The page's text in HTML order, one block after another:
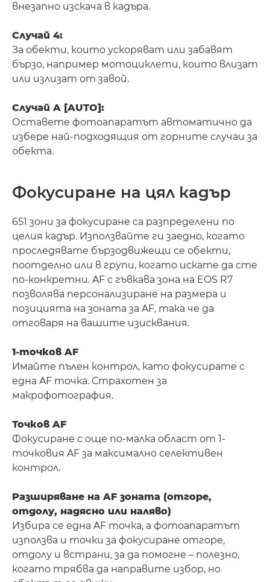
внезапно изскача в кадъра.
Случай 4:
За обекти, които ускоряват или забавят
бързо, например мотоциклети, които влизат
или излизат от завой.
Случай A [AUTO]:
Оставете фотоапаратът автоматично да
избере най-подходящия от горните случаи за
обекта.
Фокусиране на цял кадър
651 зони за фокусиране са разпределени по
целия кадър. Използвайте ги заедно, когато
проследявате бързодвижещи се обекти,
поотделно или в групи, когато искате да сте
по-конкретни. AF с гъвкава зона на EOS R7
позволява персонализиране на размера и
позицията на зоната за AF, така че да
отговаря на вашите изисквания.
1-точков AF
Имайте пълен контрол, като фокусирате с
една AF точка. Страхотен за
макрофотография.
Точков AF
Фокусиране с още по-малка област от 1-
точковия AF за максимално селективен
контрол.
Разширяване на AF зоната (отгоре,
отдолу, надясно или наляво)
Избира се една AF точка, а фотоапаратът
използва и точки за фокусиране отгоре,
отдолу и встрани, за да помогне – полезно,
когато трябва да направите избор, но